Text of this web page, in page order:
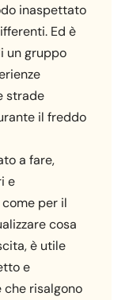
inaspettato
Ed è
un gruppo
strade
il freddo
a fare,
e
per il
cosa
è utile
e
che risalgono